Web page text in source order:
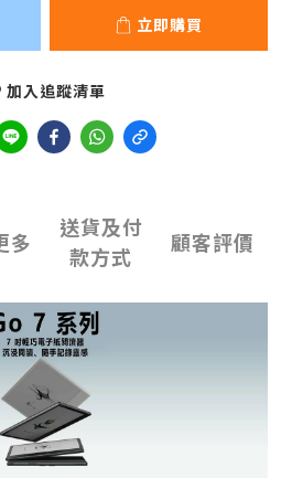
立即購買
加入追蹤清單
多
送貨及付
款方式
顧客評價